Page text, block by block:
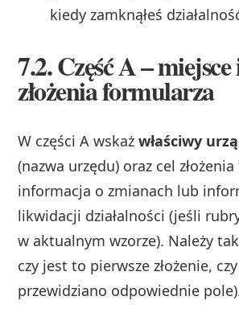
kiedy zamknąłeś
7.2. Część A – miejsce
złożenia formularza
W części A wskażwłaściwy
(nazwa urzędu) oraz cel
informacja o zmianach lub
likwidacji działalności (jeśli
w aktualnym wzorze). Należy
czy jest to pierwsze złożenie,
przewidziano odpowiednie